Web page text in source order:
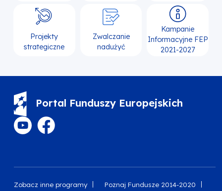
Projekty
strategiczne
Zwalczanie
nadużyć
Kampanie
Informacyjne FEP
2021-2027
Portal Funduszy Europejskich
Zobacz inne programy Poznaj Fundusze 2014-2020